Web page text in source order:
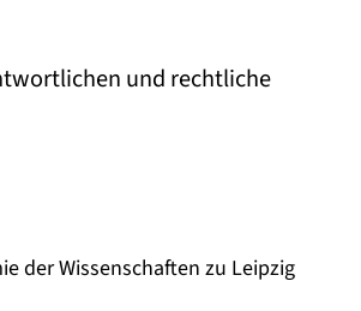
und rechtliche
der Wissenschaften zu Leipzig